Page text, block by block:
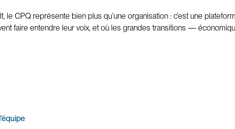
le CPQ représente bien plus qu’une organisation : c’est une
faire entendre leur voix, et où les grandes transitions —